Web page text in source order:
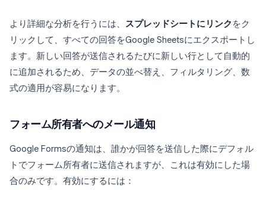
より詳細な分析を行うには、 スプレッドシートにリンク をク
リックして、すべての回答をGoogle Sheetsにエクスポートし
ます。新しい回答が送信されるたびに新しい行として自動的
に追加されるため、データの並べ替え、フィルタリング、数
式の適用が容易になります。
フォーム所有者へのメール通知
Google Formsの通知は、誰かが回答を送信した際にデフォル
トでフォーム所有者に送信されますが、これは有効にした場
合のみです。有効にするには：